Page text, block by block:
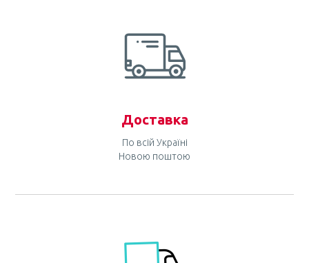
Доставка
По всій Україні
Новою поштою